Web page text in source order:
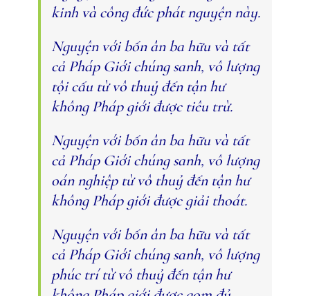
kinh và công đức phát nguyện này.
Nguyện với bốn ân ba hữu và tất
cả Pháp Giới chúng sanh, vô lượng
tội cấu từ vô thuỷ đến tận hư
không Pháp giới được tiêu trừ.
Nguyện với bốn ân ba hữu và tất
cả Pháp Giới chúng sanh, vô lượng
oán nghiệp từ vô thuỷ đến tận hư
không Pháp giới được giải thoát.
Nguyện với bốn ân ba hữu và tất
cả Pháp Giới chúng sanh, vô lượng
phúc trí từ vô thuỷ đến tận hư